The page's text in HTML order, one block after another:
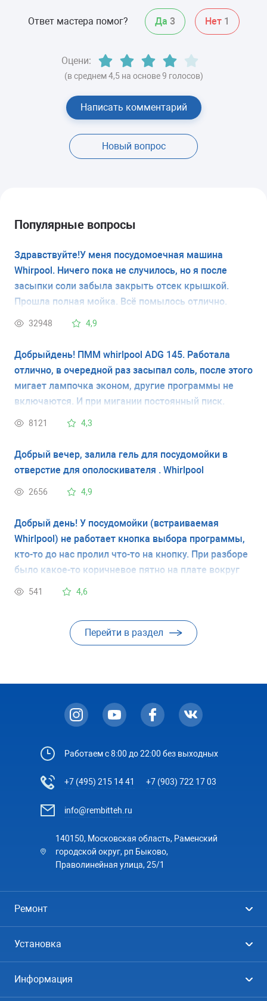
Ответ мастера помог? Да 3 Нет 1
Оцени:
(в среднем 4,5 на основе 9 голосов)
Написать комментарий
Новый вопрос
Популярные вопросы
Здравствуйте!У меня посудомоечная машина
Whirpool. Ничего пока не случилось, но я после
засыпки соли забыла закрыть отсек крышкой.
Прошла полная мойка. Всё помылось отлично.
Вопрос:какие меры принять, чтобы в дальнейшем
случиться. Начиталась в инете всяких умельцев и
подумала, что лучше спрошу у мастера.Заранее
спасибо!
32948 4,9
Добрыйдень! ПММ whirlpool ADG 145. Работала
отлично, в очередной раз засыпал соль, после этого
мигает лампочка эконом, другие программы не
включаются. И при мигании постоянный писк.
8121 4,3
Добрый вечер, залила гель для посудомойки в
отверстие для ополоскивателя . Whirlpool
2656 4,9
Добрый день! У посудомойки (встраиваемая
Whirlpool) не работает кнопка выбора программы,
кто-то до нас пролил что-то на кнопку. При разборе
было какое-то коричневое пятно на плате вокруг
той самой впаеной кнопки. Так вот надо поменять
541 4,6
Перейти в раздел
Работаем с 8:00 до 22:00 без выходных
+7 (495) 215 14 41 +7 (903) 722 17 03
info@rembitteh.ru
140150, Московская область, Раменский
городской округ, рп Быково,
Праволинейная улица, 25/1
Ремонт
Посудомоечные машины
Установка
Информация